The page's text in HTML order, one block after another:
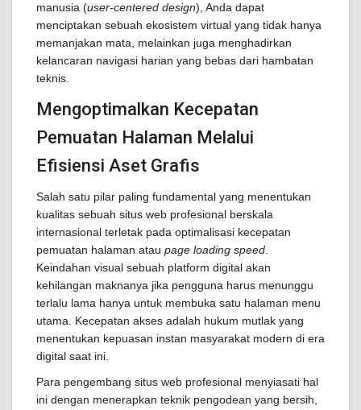
manusia (user-centered design), Anda dapat
menciptakan sebuah ekosistem virtual yang tidak hanya
memanjakan mata, melainkan juga menghadirkan
kelancaran navigasi harian yang bebas dari hambatan
teknis.
Mengoptimalkan Kecepatan
Pemuatan Halaman Melalui
Efisiensi Aset Grafis
Salah satu pilar paling fundamental yang menentukan
kualitas sebuah situs web profesional berskala
internasional terletak pada optimalisasi kecepatan
pemuatan halaman atau page loading speed
Keindahan visual sebuah platform digital akan
kehilangan maknanya jika pengguna harus menunggu
terlalu lama hanya untuk membuka satu halaman menu
utama. Kecepatan akses adalah hukum mutlak yang
menentukan kepuasan instan masyarakat modern di era
digital saat ini.
Para pengembang situs web profesional menyiasati hal
ini dengan menerapkan teknik pengodean yang bersih,